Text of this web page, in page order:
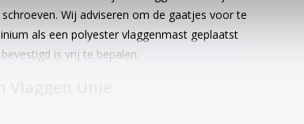
Wij adviseren om de gaatjes voor te
als een polyester vlaggenmast geplaatst
is vrij te bepalen.